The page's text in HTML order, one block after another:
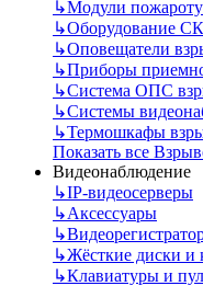
↳Модули
↳Оборудование
↳Оповещатели
↳Приборы
↳Система ОПС
↳Системы
↳Термошкафы
Показать все
Видеонаблюдение
↳IP-видеосерверы
↳Аксессуары
↳
↳Жёсткие диски и
↳Клавиатуры и